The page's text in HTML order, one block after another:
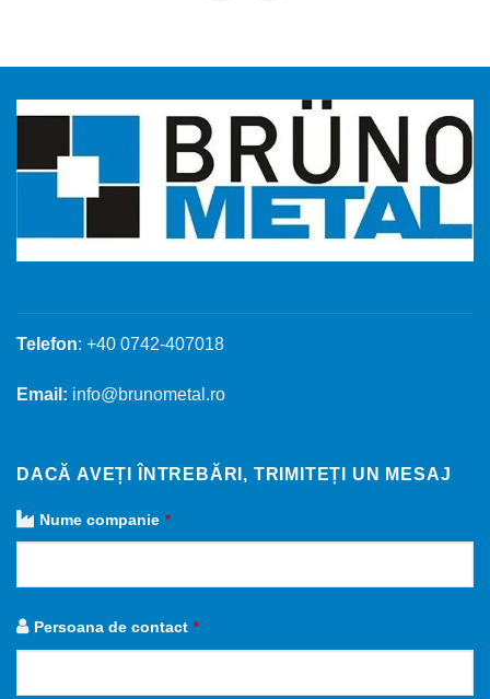
Telefon: +40 0742-407018
Email: info@brunometal.ro
DACĂ AVEȚI ÎNTREBĂRI, TRIMITEȚI UN MESAJ
Nume companie *
Persoana de contact *